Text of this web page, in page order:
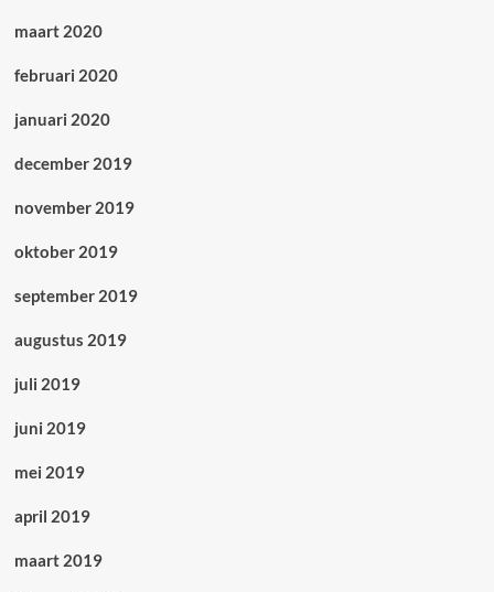
maart 2020
februari 2020
januari 2020
december 2019
november 2019
oktober 2019
september 2019
augustus 2019
juli 2019
juni 2019
mei 2019
april 2019
maart 2019